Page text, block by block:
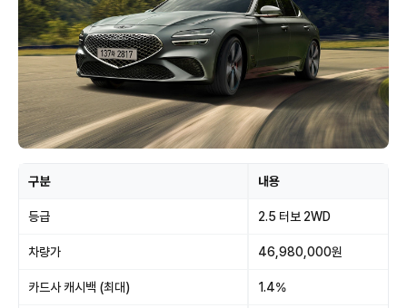
구분 내용
등급 2.5 터보 2WD
차량가 46,980,000원
카드사 캐시백 (최대) 1.4%